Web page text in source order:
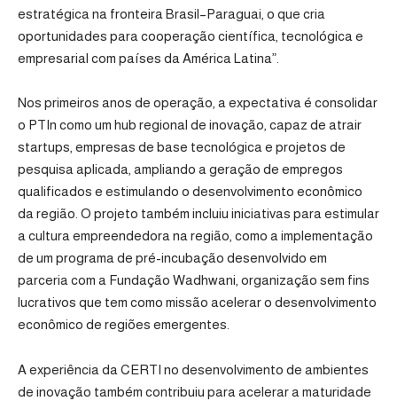
estratégica na fronteira Brasil–Paraguai, o que cria
oportunidades para cooperação científica, tecnológica e
empresarial com países da América Latina”.
Nos primeiros anos de operação, a expectativa é consolidar
o PTIn como um hub regional de inovação, capaz de atrair
startups, empresas de base tecnológica e projetos de
pesquisa aplicada, ampliando a geração de empregos
qualificados e estimulando o desenvolvimento econômico
da região. O projeto também incluiu iniciativas para estimular
a cultura empreendedora na região, como a implementação
de um programa de pré-incubação desenvolvido em
parceria com a Fundação Wadhwani, organização sem fins
lucrativos que tem como missão acelerar o desenvolvimento
econômico de regiões emergentes.
A experiência da CERTI no desenvolvimento de ambientes
de inovação também contribuiu para acelerar a maturidade